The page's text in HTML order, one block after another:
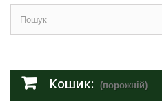
Кошик: (порожній)